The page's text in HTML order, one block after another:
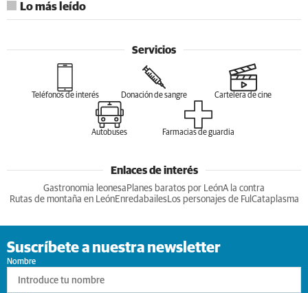
Lo más leído
Servicios
Teléfonos de interés Donación de sangre Cartelera de cine
Autobuses Farmacias de guardia
Enlaces de interés
Gastronomia leonesa Planes baratos por LeónA la contra
Rutas de montaña en LeónEnredabailesLos personajes de Ful Cataplasma
Suscríbete a nuestra newsletter
Nombre